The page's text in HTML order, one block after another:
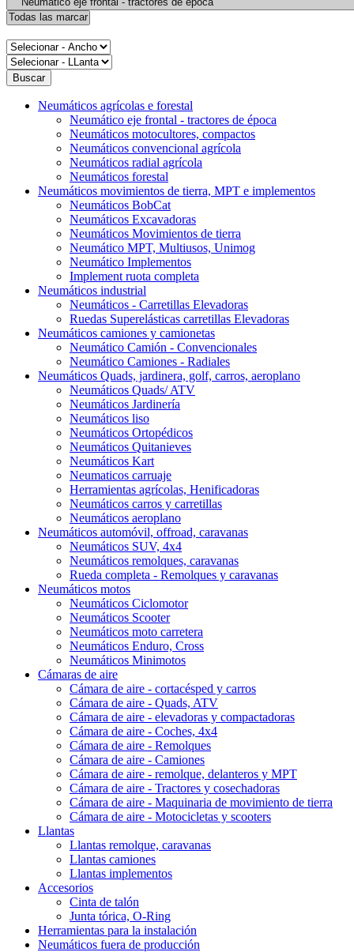
Neumáticos agrícolas e forestal
Neumático eje frontal - tractores de época
Neumáticos motocultores, compactos
Neumáticos convencional agrícola
Neumáticos radial agrícola
Neumáticos forestal
Neumáticos movimientos de tierra, MPT e implementos
Neumáticos BobCat
Neumáticos Excavadoras
Neumáticos Movimientos de tierra
Neumático MPT, Multiusos, Unimog
Neumático Implementos
Implement ruota completa
Neumáticos industrial
Neumáticos - Carretillas Elevadoras
Ruedas Superelásticas carretillas Elevadoras
Neumáticos camiones y camionetas
Neumático Camión - Convencionales
Neumático Camiones - Radiales
Neumáticos Quads, jardinera, golf, carros, aeroplano
Neumáticos Quads/ ATV
Neumáticos Jardinería
Neumáticos liso
Neumáticos Ortopédicos
Neumáticos Quitanieves
Neumáticos Kart
Neumaticos carruaje
Herramientas agrícolas, Henificadoras
Neumáticos carros y carretillas
Neumáticos aeroplano
Neumáticos automóvil, offroad, caravanas
Neumáticos SUV, 4x4
Neumáticos remolques, caravanas
Rueda completa - Remolques y caravanas
Neumáticos motos
Neumáticos Ciclomotor
Neumáticos Scooter
Neumáticos moto carretera
Neumáticos Enduro, Cross
Neumáticos Minimotos
Cámaras de aire
Cámara de aire - cortacésped y carros
Cámara de aire - Quads, ATV
Cámara de aire - elevadoras y compactadoras
Cámara de aire - Coches, 4x4
Cámara de aire - Remolques
Cámara de aire - Camiones
Cámara de aire - remolque, delanteros y MPT
Cámara de aire - Tractores y cosechadoras
Cámara de aire - Maquinaria de movimiento de tierra
Cámara de aire - Motocicletas y scooters
Llantas
Llantas remolque, caravanas
Llantas camiones
Llantas implementos
Accesorios
Cinta de talón
Junta tórica, O-Ring
Herramientas para la instalación
Neumáticos fuera de producción